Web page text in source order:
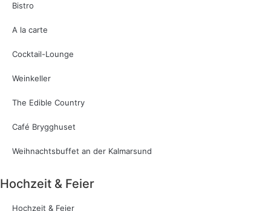
Bistro
A la carte
Cocktail-Lounge
Weinkeller
The Edible Country
Café Brygghuset
Weihnachtsbuffet an der Kalmarsund
Hochzeit & Feier
Hochzeit & Feier